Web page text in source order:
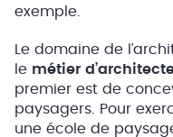
exemple.
Le domaine de
le métier
premier est de
paysagers. Pour
une école de